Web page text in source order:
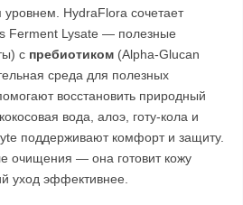
HydraFlora сочетает
Ferment Lysate — полезные
с пребиотиком (Alpha-Glucan
среда для полезных
восстановить природный
вода, алоэ, готу-кола и
поддерживают комфорт и защиту.
очищения — она готовит кожу
уход эффективнее.